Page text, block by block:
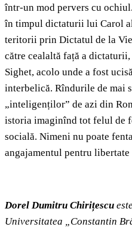
într-un mod pervers cu
în timpul dictaturii lui Carol
teritorii prin Dictatul de la
către cealaltă față a
Sighet, acolo unde a fost
interbelică. Rîndurile de mai
„inteligenților” de azi din
istoria imaginînd tot felul de
socială. Nimeni nu poate
angajamentul pentru
Dorel Dumitru Chirițescu
Universitatea „Constantin